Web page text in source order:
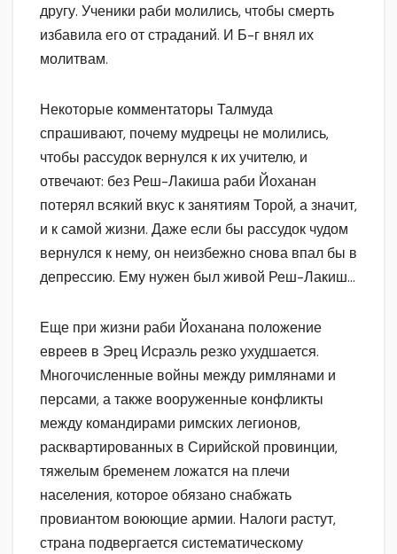
другу. Ученики раби молились, чтобы смерть
избавила его от страданий. И Б-г внял их
молитвам.
Некоторые комментаторы Талмуда
спрашивают, почему мудрецы не молились,
чтобы рассудок вернулся к их учителю, и
отвечают: без Реш-Лакиша раби Йоханан
потерял всякий вкус к занятиям Торой, а значит,
и к самой жизни. Даже если бы рассудок чудом
вернулся к нему, он неизбежно снова впал бы в
депрессию. Ему нужен был живой Реш-Лакиш…
Еще при жизни раби Йоханана положение
евреев в Эрец Исраэль резко ухудшается.
Многочисленные войны между римлянами и
персами, а также вооруженные конфликты
между командирами римских легионов,
расквартированных в Сирийской провинции,
тяжелым бременем ложатся на плечи
населения, которое обязано снабжать
провиантом воюющие армии. Налоги растут,
страна подвергается систематическому